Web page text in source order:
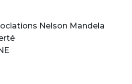
Nelson Mandela